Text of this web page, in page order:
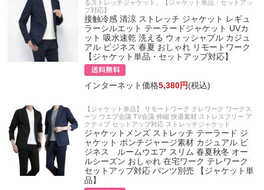
るストレッチジャケット。【ジャケット単品・セットアッ
プ対応】
接触冷感 清涼 ストレッチ ジャケット レギュ
ラーシルエット テーラードジャケット UVカ
ット 吸水速乾 洗える ウォッシャブル カジュ
アル ビジネス 春夏 おしゃれ リモートワーク
【ジャケット単品・セットアップ対応】
インターネット価格5,380円(税込)
【ジャケット単品】 リモートワーク テレワーク ワークス
ーツ ウエブ会議 TV会議 伸縮 快適素材 ストレスフリー ア
クティブ セットアップ対応 ストレッチジャケット
ジャケットメンズ ストレッチ テーラード ジ
ャケット ポンチジャージ素材 カジュアル ビ
ジネス ルームウエア スリム 春夏秋冬 オー
ルシーズン おしゃれ 在宅ワーク テレワーク
セットアップ対応 パンツ別売 【ジャケット単
品】